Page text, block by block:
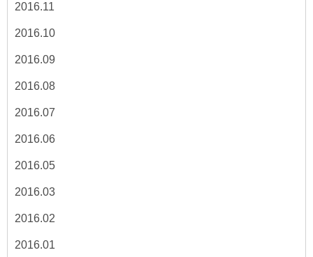
2016.11
2016.10
2016.09
2016.08
2016.07
2016.06
2016.05
2016.03
2016.02
2016.01